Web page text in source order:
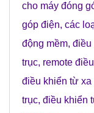
cho máy đóng
góp điện, các
động mềm, điều
trục, remote
điều khiển từ xa
trục, điều khiển